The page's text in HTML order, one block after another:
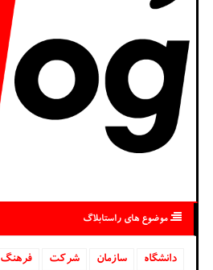
موضوع های راستابلاگ
دانشگاه‌ سازمان شركت فرهنگ